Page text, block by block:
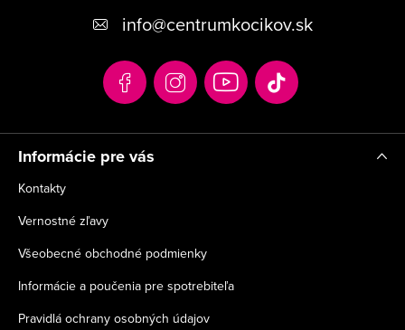
e
info@centrumkocikov.sk
Informácie pre vás
Kontakty
Vernostné zľavy
Všeobecné obchodné podmienky
Informácie a poučenia pre spotrebiteľa
Pravidlá ochrany osobných údajov